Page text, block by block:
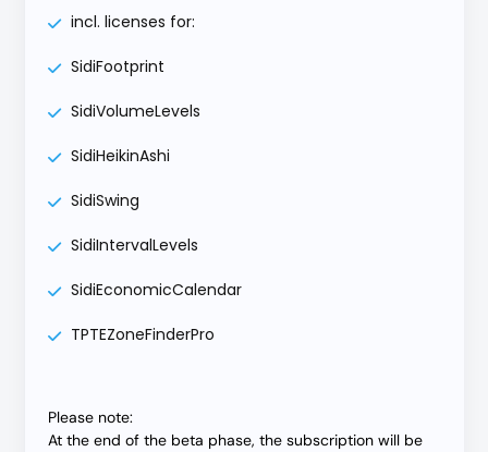
incl. licenses for:
SidiFootprint
SidiVolumeLevels
SidiHeikinAshi
SidiSwing
SidiIntervalLevels
SidiEconomicCalendar
TPTEZoneFinderPro
Please note:
At the end of the beta phase, the subscription will be